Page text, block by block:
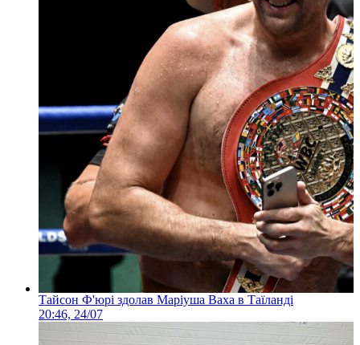
Тайсон Ф'юрі здолав Маріуша Ваха в Таїланді
20:46, 24/07